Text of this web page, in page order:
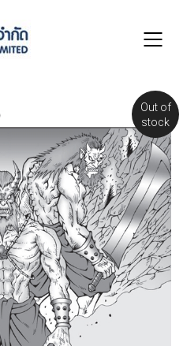
Out of
stock